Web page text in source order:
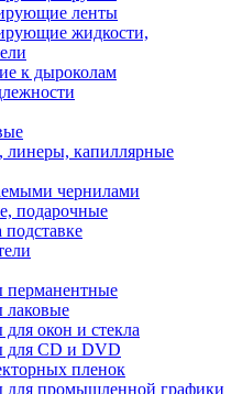
ленты
жидкости,
к дыроколам
линеры, капиллярные
чернилами
подарочные
перманентные
окон и стекла
для CD и DVD
пленок
для промышленной графики